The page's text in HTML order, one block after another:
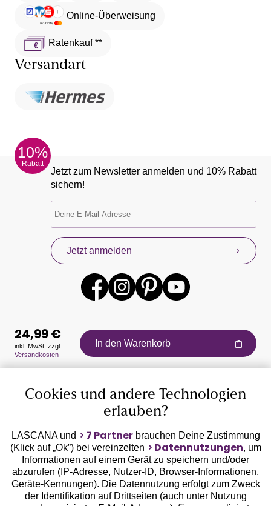
Online-Überweisung
Ratenkauf **
Versandart
10%
Rabatt
Jetzt zum Newsletter anmelden und 10% Rabatt
sichern!
Jetzt anmelden
Auszeichnungen
Geprüfte Sicherheit
24,99 €
inkl. MwSt. zzgl.
Versandkosten
In den Warenkorb
Cookies und andere Technologien
erlauben?
LASCANA und 7 Partnerbrauchen Deine Zustimmung
(Klick auf „Ok”) bei vereinzelten
Datennutzungen, um
Informationen auf einem Gerät zu speichern und/oder
abzurufen (IP-Adresse, Nutzer-ID, Browser-Informationen,
Geräte-Kennungen). Die Datennutzung erfolgt zum Zweck
der Identifikation auf Drittseiten (auch unter Nutzung